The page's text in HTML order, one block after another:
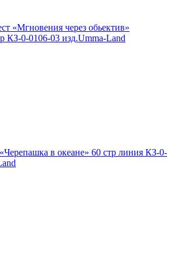
«Мгновения через обьектив»
КЗ-0-0106-03 изд.Umma-Land